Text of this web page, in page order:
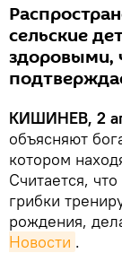
сельские
здоровыми,
КИШИНЕВ, 2
объясняют
котором
Считается,
грибки
рождения,
Новости .